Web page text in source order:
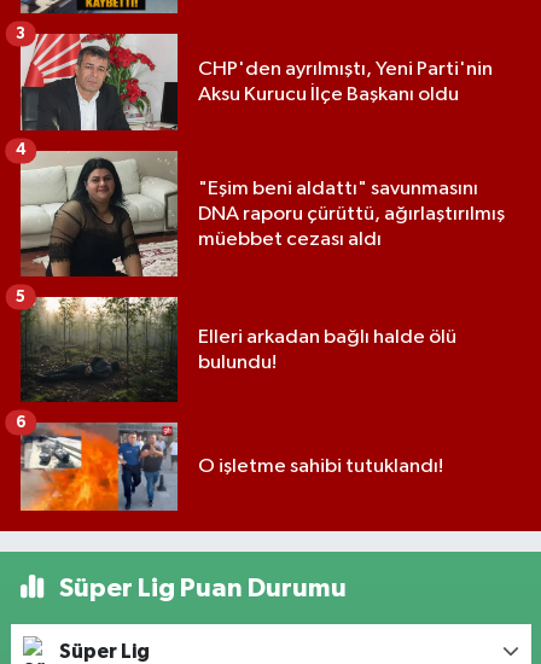
CHP'den ayrılmıştı, Yeni Parti'nin
Aksu Kurucu İlçe Başkanı oldu
3
"Eşim beni aldattı" savunmasını
DNA raporu çürüttü, ağırlaştırılmış
müebbet cezası aldı
4
Elleri arkadan bağlı halde ölü
bulundu!
5
O işletme sahibi tutuklandı!
6
Süper Lig Puan Durumu
Süper Lig